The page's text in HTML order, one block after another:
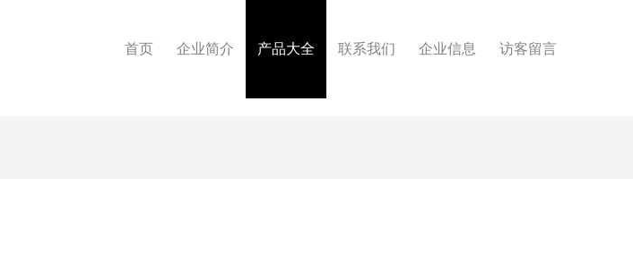
首页 企业简介 产品大全 联系我们 企业信息 访客留言